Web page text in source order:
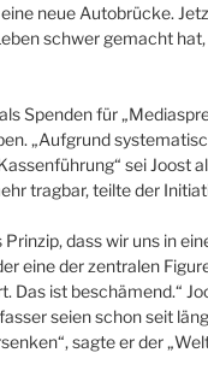
neue Autobrücke.
schwer gemacht
Spenden für
„Aufgrund
sei Joost
tragbar, teilte der
Prinzip, dass wir uns in
eine der zentralen
Das ist beschämend.“
seien schon seit
sagte er der